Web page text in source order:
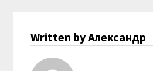
Written by Александр